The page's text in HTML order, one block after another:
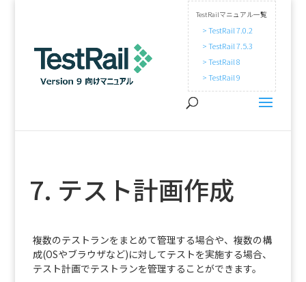
TestRailマニュアル一覧
> TestRail 7.0.2
> TestRail 7.5.3
> TestRail 8
> TestRail 9
7. テスト計画作成
複数のテストランをまとめて管理する場合や、複数の構
成(OSやブラウザなど)に対してテストを実施する場合、
テスト計画でテストランを管理することができます。